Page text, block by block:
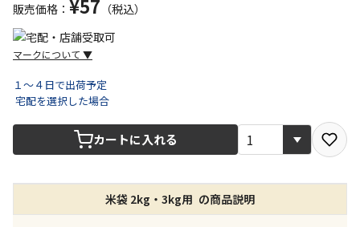
販売価格： ¥57 （税込）
マークについて ▼
できません）
※同時購入の商品は、全て同じ店舗での受取となりま
す
１～４日で出荷予定
宅配を選択した場合
カートに入れる
米袋 2kg・3kg用 の商品説明